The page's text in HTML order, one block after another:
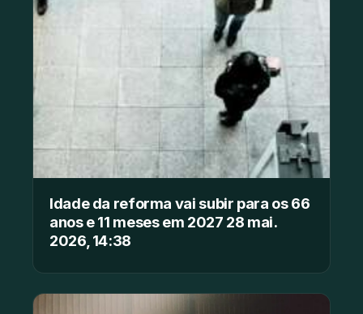
Idade da reforma vai subir para os 66
anos e 11 meses em 2027 28 mai.
2026, 14:38